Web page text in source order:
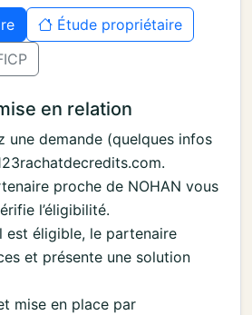
Étude propriétaire
en relation
une demande (quelques infos
proche de NOHAN vous
l’éligibilité.
est éligible, le partenaire
et présente une solution
mise en place par